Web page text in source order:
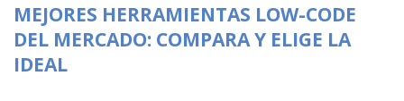
MEJORES HERRAMIENTAS LOW-CODE
DEL MERCADO: COMPARA Y ELIGE LA
IDEAL